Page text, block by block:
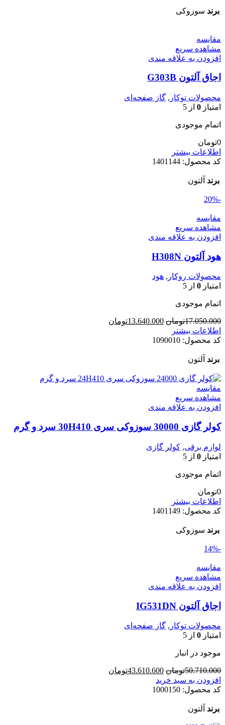
برند سوزوکی
مقایسه
مشاهده سریع
افزودن به علاقه مندی
اجاق آلتون G303B
محصولات توکار , گاز صفحه‌ای
امتیاز 0 از 5
اتمام موجودی
0تومان
اطلاعات بیشتر
کد محصول: 1401144
برند آلتون
-20%
مقایسه
مشاهده سریع
افزودن به علاقه مندی
هود آلتون H308N
محصولات روکار , هود
امتیاز 0 از 5
اتمام موجودی
17.050.000تومان قیمت
13.640.000تومان
اطلاعات بیشتر
کد محصول: 1090010
برند آلتون
مقایسه
مشاهده سریع
افزودن به علاقه مندی
کولر گازی 30000 سوزوکی سری 30H410 سرد و گرم
لوازم برقی, کولر گازی
امتیاز 0 از 5
اتمام موجودی
0تومان
اطلاعات بیشتر
کد محصول: 1401149
برند سوزوکی
-14%
مقایسه
مشاهده سریع
افزودن به علاقه مندی
اجاق آلتون IG531DN
محصولات توکار , گاز صفحه‌ای
امتیاز 0 از 5
موجود در انبار
50.710.000تومان قیمت
اصلی
43.610.600تومان
افزودن به سبد خرید
کد محصول: 1000150
برند آلتون